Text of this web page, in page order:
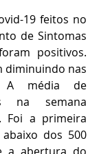
19 feitos no
de Sintomas
positivos.
diminuindo nas
A média de
na semana
Foi a primeira
dos 500